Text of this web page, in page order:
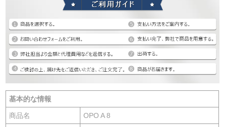
基本的な情報
商品名 OPO A 8